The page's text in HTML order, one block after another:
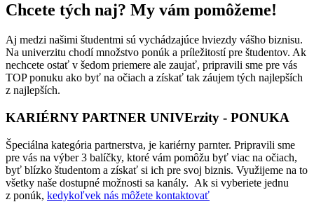
Chcete tých naj? My vám pomôžeme!
Aj medzi našimi študentmi sú vychádzajúce hviezdy vášho biznisu.
Na univerzitu chodí množstvo ponúk a príležitostí pre študentov. Ak
nechcete ostať v šedom priemere ale zaujať, pripravili sme pre vás
TOP ponuku ako byť na očiach a získať tak záujem tých najlepších
z najlepších.
KARIÉRNY PARTNER UNIVErzity - PONUKA
Špeciálna kategória partnerstva, je kariérny parnter. Pripravili sme
pre vás na výber 3 balíčky, ktoré vám pomôžu byť viac na očiach,
byť blízko študentom a získať si ich pre svoj biznis. Využijeme na to
všetky naše dostupné možnosti sa kanály. Ak si vyberiete jednu
z ponúk, kedykoľvek nás môžete kontaktovať